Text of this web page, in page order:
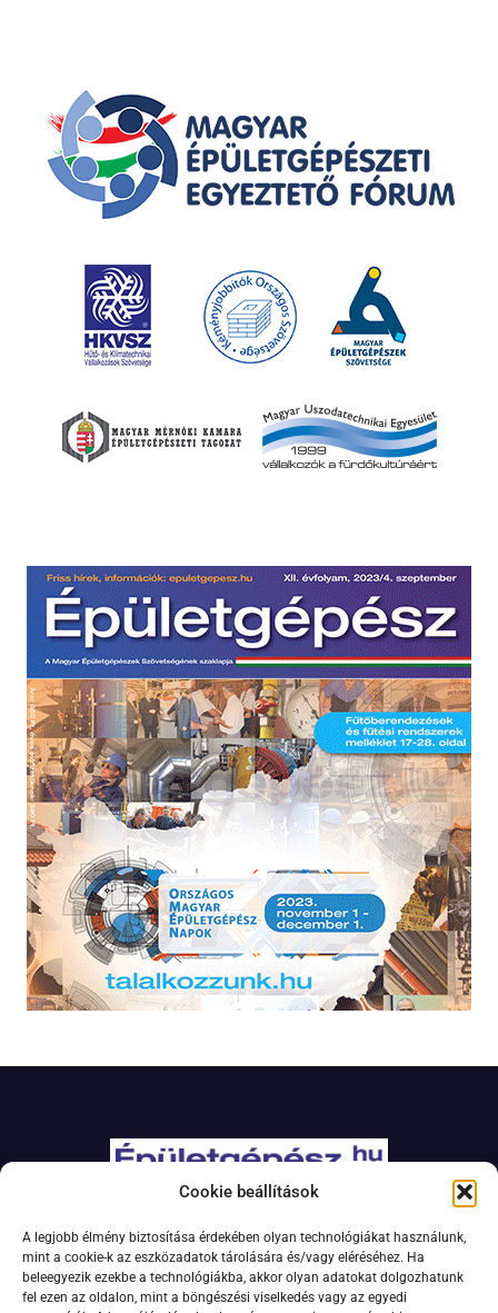
Cookie beállítások
A legjobb élmény biztosítása érdekében olyan technológiákat használunk,
mint a cookie-k az eszközadatok tárolására és/vagy eléréséhez. Ha
beleegyezik ezekbe a technológiákba, akkor olyan adatokat dolgozhatunk
fel ezen az oldalon, mint a böngészési viselkedés vagy az egyedi
Adatkezelési szabályzat
Jogi nyilatkozat
Kapcsolat